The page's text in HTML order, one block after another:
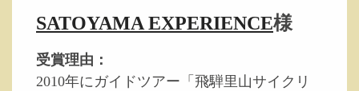
SATOYAMA EXPERIENCE様
受賞理由：
2010年にガイドツアー「飛騨里山サイクリ